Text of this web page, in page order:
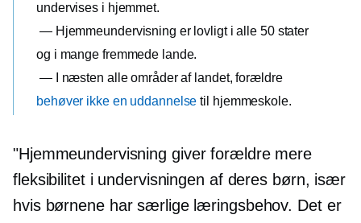
undervises i hjemmet.
— Hjemmeundervisning er lovligt i alle 50 stater
og i mange fremmede lande.
— I næsten alle områder af landet, forældre
behøver ikke en uddannelse til hjemmeskole.
"Hjemmeundervisning giver forældre mere
fleksibilitet i undervisningen af ​​deres børn, især
hvis børnene har særlige læringsbehov. Det er